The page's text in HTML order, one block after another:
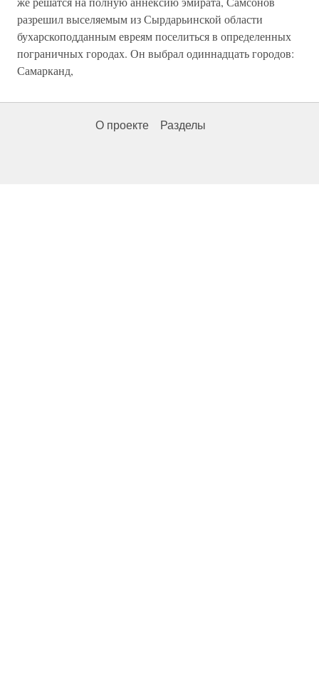
разрешил выселяемым из Сырдарьинской области
бухарскоподданным евреям поселиться в определенных
пограничных городах. Он выбрал одиннадцать городов:
Самарканд,
О проекте Разделы